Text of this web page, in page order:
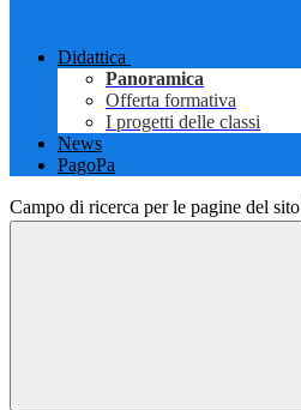
Didattica
Panoramica
Offerta formativa
I progetti delle classi
News
PagoPa
Campo di ricerca per le pagine del sito